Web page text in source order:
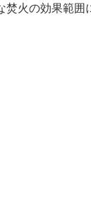
火の効果範囲